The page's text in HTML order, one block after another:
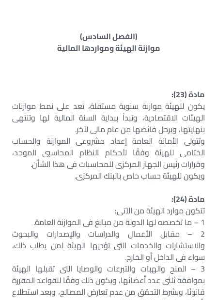
(الفصل السادس)
موازنة الهيئة ومواردها المالية
مادة (23):
يكون للهيئة موازنة سنوية مستقلة، تعد على نمط موازنات
الهيئات الاقتصادية، وتبدأ ببداية السنة المالية لها وتنتهى
بنهايتها، ويرحل فائضها من عام مالى لآخر.
وتتولى الأمانة العامة إعداد مشروعى الموازنة والحساب
الختامى للهيئة وفقًا لأحكام النظام المحاسبى الموحد،
وقرارات رئيس الجهاز المركزى للمحاسبات فى هذا الشأن.
ويكون للهيئة حساب خاص بالبنك المركزى.
مادة (24):
تتكون موارد الهيئة من الآتى:
1 – ما تخصصه لها الدولة من مبالغ فى الموازنة العامة.
2 – مقابل الأعمال والدراسات والإصدارات والبحوث
والاستشارات والخدمات التى تؤديها الهيئة لمن يطلب ذلك،
سواء فى الداخل أو الخارج.
3 – المنح والهبات والتبرعات والوصايا التى تقبلها الهيئة
بموافقة ثلثى عدد أعضائها، ويكون ذلك وفقًا للقواعد المقررة
قانونًا، وبشرط التحقق من عدم تعارض المصالح، وبعد استطلاع